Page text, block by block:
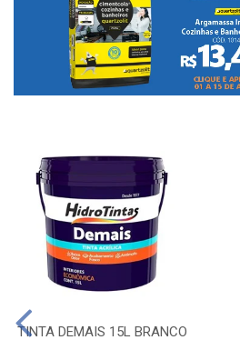
TINTA DEMAIS 15L BRANCO